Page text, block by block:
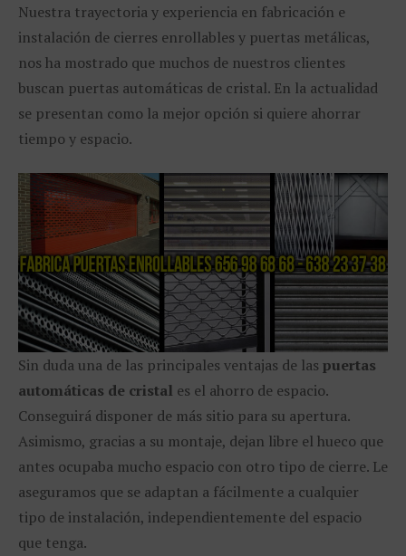
Nuestra trayectoria y experiencia en fabricación e
instalación de cierres enrollables y puertas metálicas,
nos ha mostrado que muchos de nuestros clientes
buscan puertas automáticas de cristal. En la actualidad
se presentan como la mejor opción si quiere ahorrar
tiempo y espacio.
Sin duda una de las principales ventajas de las puertas
automáticas de cristal es el ahorro de espacio.
Conseguirá disponer de más sitio para su apertura.
Asimismo, gracias a su montaje, dejan libre el hueco que
antes ocupaba mucho espacio con otro tipo de cierre. Le
aseguramos que se adaptan a fácilmente a cualquier
tipo de instalación, independientemente del espacio
que tenga.